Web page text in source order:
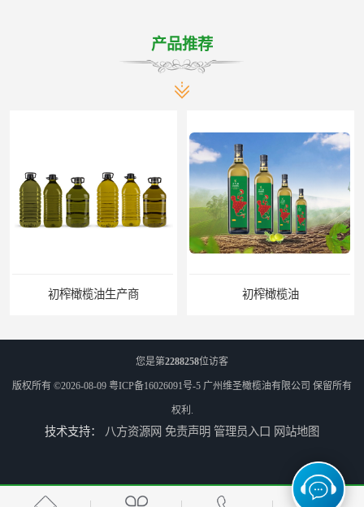
产品推荐
初榨橄榄油生产商 初榨橄榄油
橄榄油生产厂家 橄榄油厂家
您是第2288258位访客
版权所有 ©2026-08-09 粤ICP备16026091号-5 广州维圣橄榄油有限公司 保留所有
权利.
技术支持： 八方资源网 免责声明 管理员入口 网站地图